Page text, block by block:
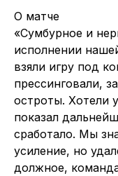
О матче
«Сумбурное и
исполнении
взяли игру под
прессинговали,
остроты. Хотели
показал
сработало. Мы
усиление, но
должное,